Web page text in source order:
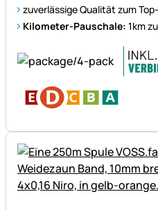
zuverlässige Qualität zum
Kilometer-Pauschale: 1km